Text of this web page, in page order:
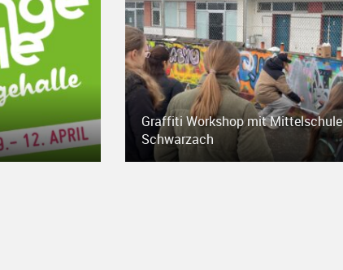
Graffiti Workshop mit Mittelschule
Schwarzach